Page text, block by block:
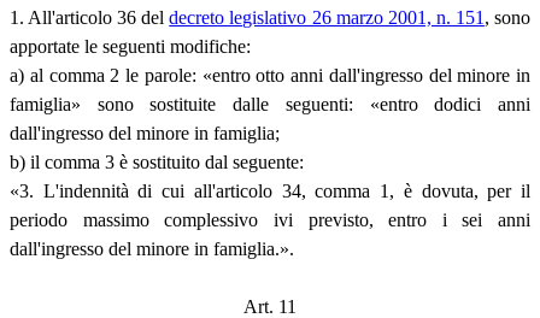
1. All'articolo 36 deldecreto legislativo 26 marzo 2001, n. 151 , sono
apportate le seguenti modifiche:
a) al comma 2 le parole: «entro otto anni dall'ingresso del minore in
famiglia» sono sostituite dalle seguenti: «entro dodici anni
dall'ingresso del minore in famiglia;
b) il comma 3 è sostituito dal seguente:
«3. L'indennità di cui all'articolo 34, comma 1, è dovuta, per il
periodo massimo complessivo ivi previsto, entro i sei anni
dall'ingresso del minore in famiglia.».
Art. 11